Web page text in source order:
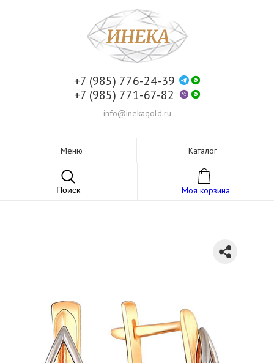
+7 (985) 776-24-39
+7 (985) 771-67-82
info@inekagold.ru
Меню Каталог
Поиск Моя корзина